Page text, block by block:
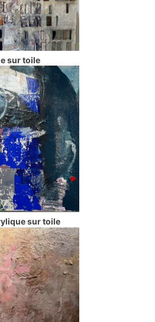
sur toile
sur toile